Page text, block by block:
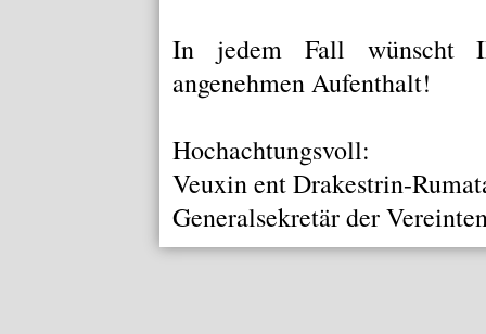
In jedem Fall wünscht
angenehmen Aufenthalt!
Hochachtungsvoll:
Veuxin ent Drakestrin-
Generalsekretär der